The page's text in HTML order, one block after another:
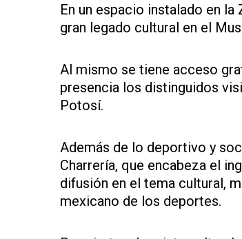
En un espacio instalado en
gran legado cultural en el
Al mismo se tiene acceso
presencia los distinguidos
Potosí.
Además de lo deportivo y
Charrería, que encabeza el
difusión en el tema cultural,
mexicano de los deportes.